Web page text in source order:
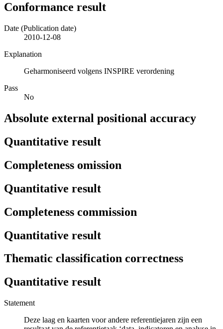
Conformance result
Date (Publication date)
2010-12-08
Explanation
Geharmoniseerd volgens INSPIRE verordening
Pass
No
Absolute external positional accuracy
Quantitative result
Completeness omission
Quantitative result
Completeness commission
Quantitative result
Thematic classification correctness
Quantitative result
Statement
Deze laag en kaarten voor andere referentiejaren zijn een